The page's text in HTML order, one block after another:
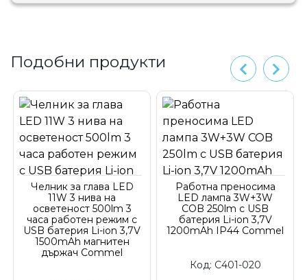
Подобни продукти
Челник за глава LED
11W 3 нива на
осветеност 500lm 3
часа работен режим с
USB батерия Li-ion 3,7V
1500mAh магнитен
държач Commel
Работна преносима
LED лампа 3W+3W
COB 250lm с USB
батерия Li-ion 3,7V
1200mAh IP44 Commel
Код: C401-020